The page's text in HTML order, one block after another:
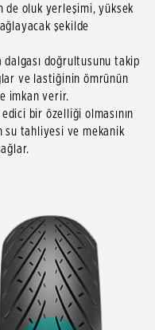
de oluk yerleşimi, yüksek
şekilde
dalgası doğrultusunu takip
ve lastiğinin ömrünün
imkan verir.
edici bir özelliği olmasının
su tahliyesi ve mekanik